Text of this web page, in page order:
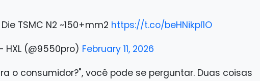
Die TSMC N2 ~150+mm2 https://t.co/beHNikpl1O
HXL (@9550pro) February 11, 2026
o consumidor?", você pode se perguntar. Duas coisas